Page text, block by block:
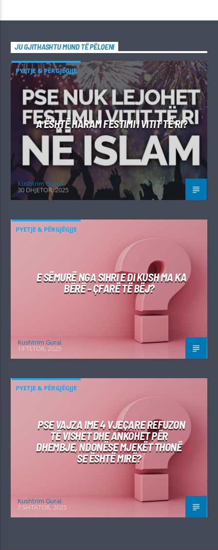
JU GJITHASHTU MUND TË PËLQENI
PYETJE & PËRGJËGJJE
A ËSHTË HARAM FESTIMI I VITIT TË RI?
Kushtrim Guraj
30 DHJETOR, 2025
PYETJE & PËRGJËGJJE
E SËMURË NGA SIHRI E DI KUSH MA KA
BËRË – ÇFARË TË BËJ?
Kushtrim Guraj
19 TETOR, 2025
PYETJE & PËRGJËGJJE
PSE VAJZA IME 4 VJEÇARE REFUZON
TË VISHET DHE ANKOHET PËR
DHEMBJE, NDONËSE MJEKËT THONË
SE ËSHTË MIRË?
Kushtrim Guraj
7 SHTATOR, 2025